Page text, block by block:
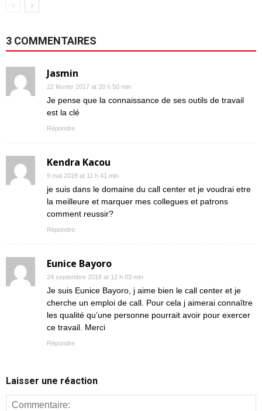
3 COMMENTAIRES
Jasmin
22 février 2017 at 20 h 50 min
Je pense que la connaissance de ses outils de travail
est la clé
Répondre
Kendra Kacou
9 mai 2018 at 11 h 41 min
je suis dans le domaine du call center et je voudrai etre
la meilleure et marquer mes collegues et patrons
comment reussir?
Répondre
Eunice Bayoro
24 septembre 2018 at 12 h 03 min
Je suis Eunice Bayoro, j aime bien le call center et je
cherche un emploi de call. Pour cela j aimerai connaître
les qualité qu’une personne pourrait avoir pour exercer
ce travail. Merci
Répondre
Laisser une réaction